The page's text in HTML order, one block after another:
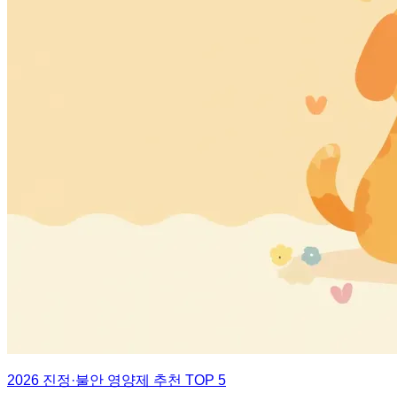
2026 진정·불안 영양제 추천 TOP 5